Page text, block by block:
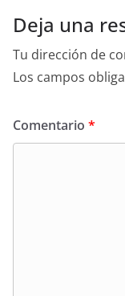
Deja una
Tu dirección de
Los campos
Comentario *